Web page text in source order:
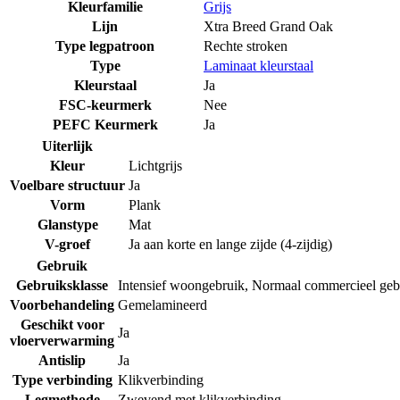
Kleurfamilie
Grijs
Lijn
Xtra Breed Grand Oak
Type legpatroon
Rechte stroken
Type
Laminaat kleurstaal
Kleurstaal
Ja
FSC-keurmerk
Nee
PEFC Keurmerk
Ja
Uiterlijk
Kleur
Lichtgrijs
Voelbare structuur Ja
Vorm
Plank
Glanstype
Mat
V-groef
Ja aan korte en lange zijde (4-zijdig)
Gebruik
Gebruiksklasse
Intensief woongebruik, Normaal commercieel
Voorbehandeling Gemelamineerd
Geschikt voor
vloerverwarming
Ja
Antislip
Ja
Type verbinding Klikverbinding